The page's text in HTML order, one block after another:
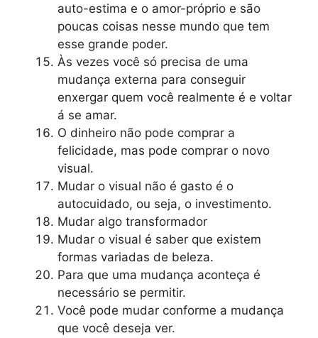
auto-estima e o amor-próprio e são
poucas coisas nesse mundo que tem
esse grande poder.
Às vezes você só precisa de uma
mudança externa para conseguir
enxergar quem você realmente é e voltar
á se amar.
O dinheiro não pode comprar a
felicidade, mas pode comprar o novo
visual.
Mudar o visual não é gasto é o
autocuidado, ou seja, o investimento.
Mudar algo transformador
Mudar o visual é saber que existem
formas variadas de beleza.
Para que uma mudança aconteça é
necessário se permitir.
Você pode mudar conforme a mudança
que você deseja ver.